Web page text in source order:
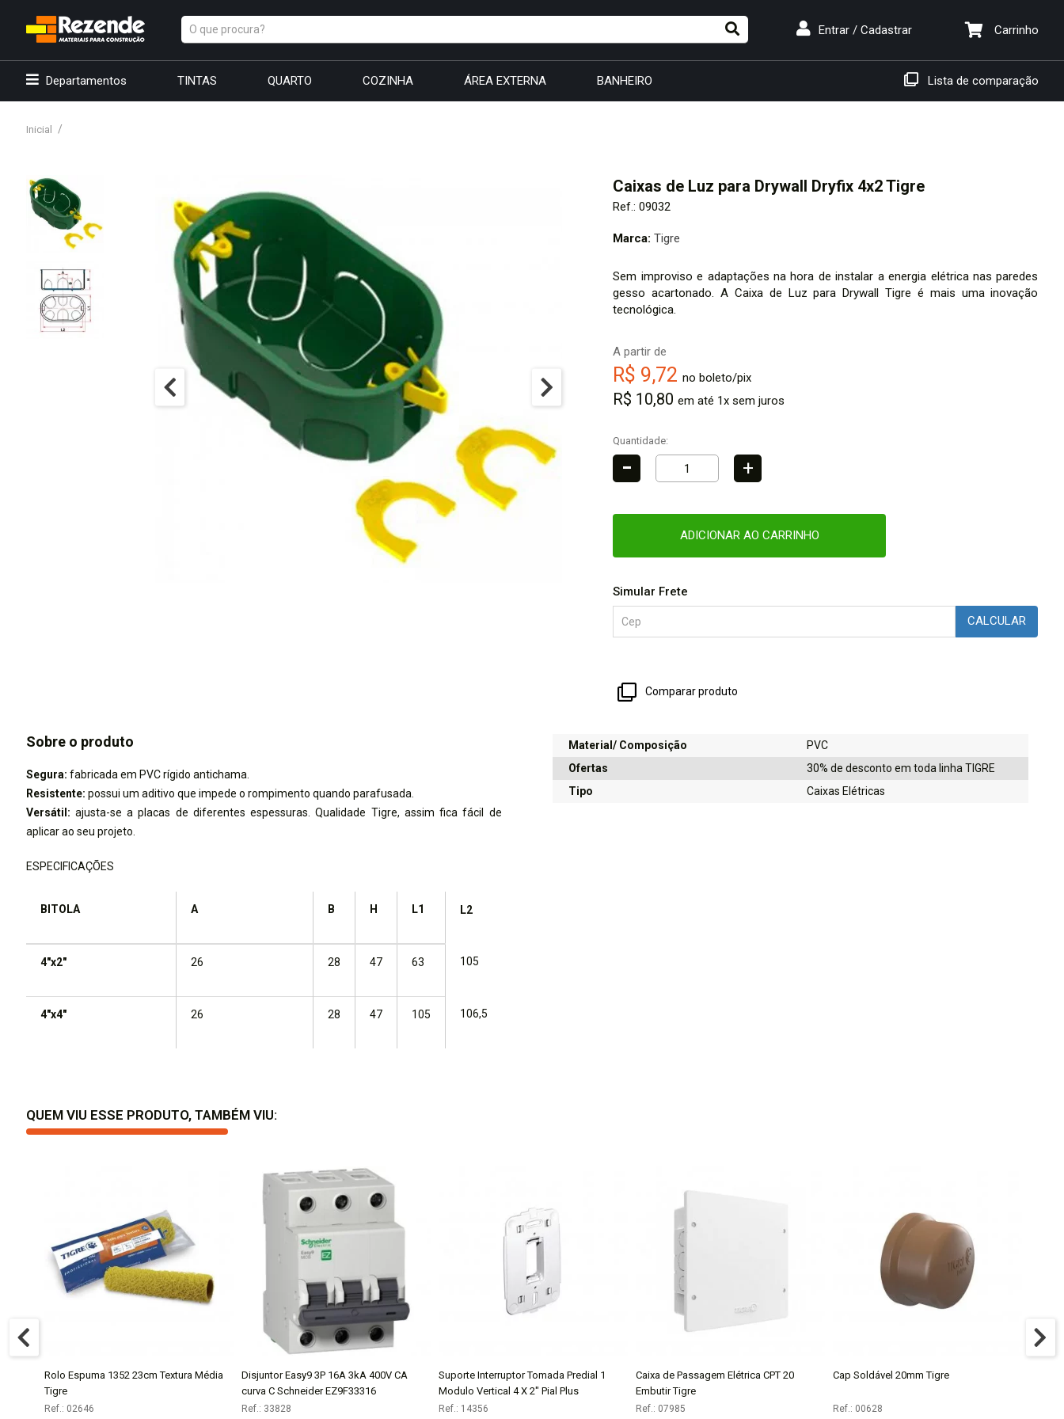
Carrinho
Entrar / Cadastrar
Departamentos TINTAS QUARTO COZINHA ÁREA EXTERNA BANHEIRO Lista de comparação
Inicial
Caixas de Luz para Drywall Dryfix 4x2 Tigre
Ref.: 09032
Marca:Tigre
Sem improviso e adaptações na hora de instalar a energia elétrica nas paredes
gesso acartonado. A Caixa de Luz para Drywall Tigre é mais uma inovação
tecnológica.
A partir de
R$ 9,72no boleto/pix
R$ 10,80em até 1x sem juros
Quantidade:
- +
ADICIONAR AO CARRINHO
Simular Frete
CALCULAR
Comparar produto
Sobre o produto
Segura: fabricada em PVC rígido antichama.
Resistente: possui um aditivo que impede o rompimento quando parafusada.
Versátil: ajusta-se a placas de diferentes espessuras. Qualidade Tigre, assim fica fácil de
aplicar ao seu projeto.
ESPECIFICAÇÕES
BITOLA A B H L1 L2
4"x2" 26 28 47 63 105
4"x4" 26 28 47 105 106,5
Material/ Composição
PVC
Ofertas
30% de desconto em toda linha TIGRE
Tipo
Caixas Elétricas
QUEM VIU ESSE PRODUTO, TAMBÉM VIU:
COMPRAR
Rolo Espuma 1352 23cm Textura Média
Tigre
Ref.: 02646
COMPRAR
Disjuntor Easy9 3P 16A 3kA 400V CA
curva C Schneider EZ9F33316
Ref.: 33828
COMPRAR
Suporte Interruptor Tomada Predial 1
Modulo Vertical 4 X 2" Pial Plus
Ref.: 14356
COMPRAR
Caixa de Passagem Elétrica CPT 20
Embutir Tigre
Ref.: 07985
COMPRAR
Cap Soldável 20mm Tigre
Ref.: 00628